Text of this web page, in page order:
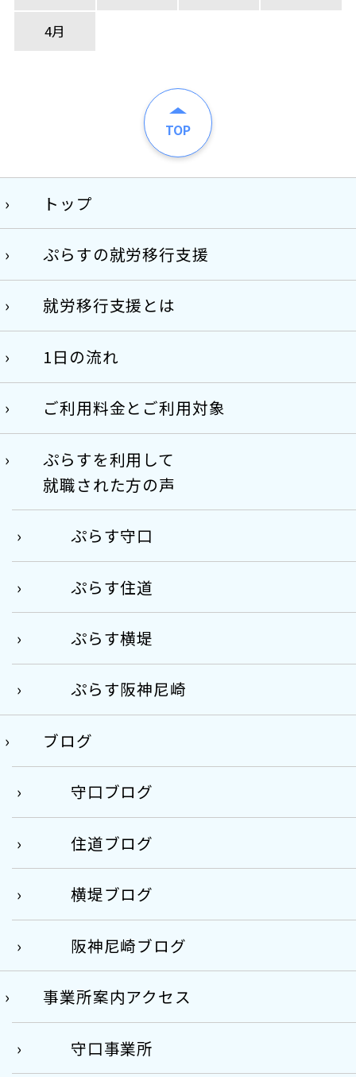
4月
TOP
トップ
ぷらすの就労移行支援
就労移行支援とは
1日の流れ
ご利用料金とご利用対象
ぷらすを利用して
就職された方の声
ぷらす守口
ぷらす住道
ぷらす横堤
ぷらす阪神尼崎
ブログ
守口ブログ
住道ブログ
横堤ブログ
阪神尼崎ブログ
事業所案内アクセス
守口事業所